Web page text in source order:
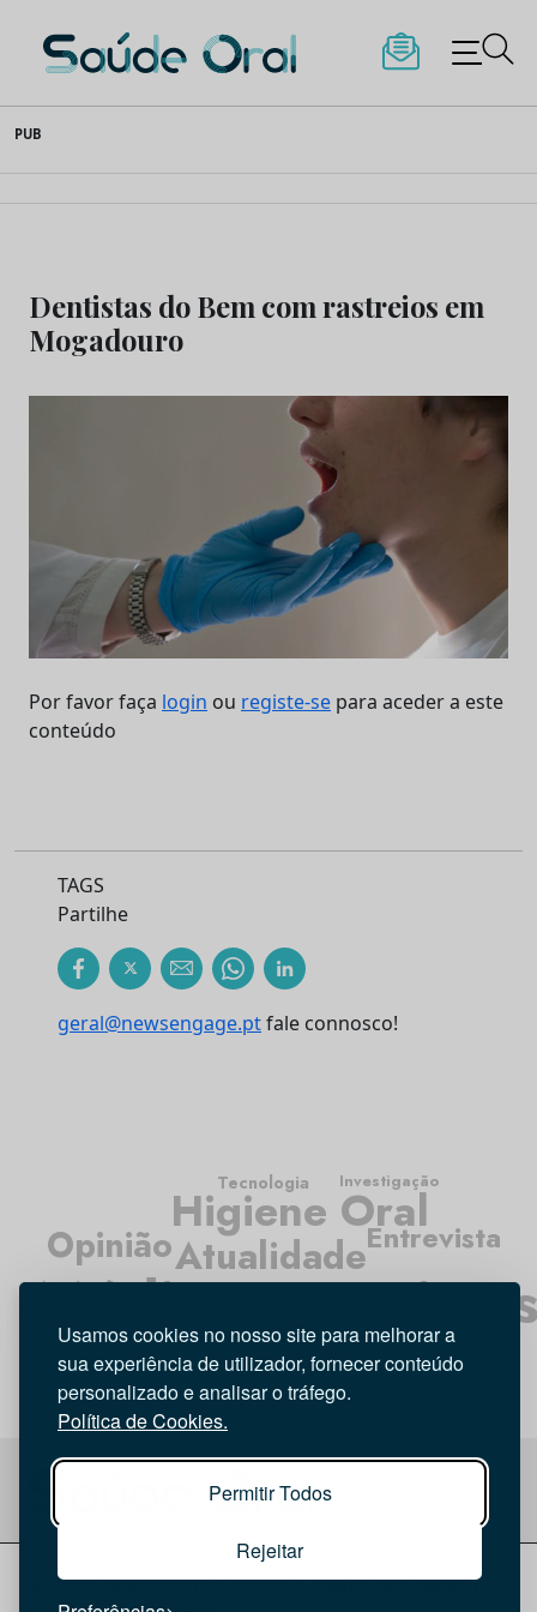
Usamos cookies no nosso site para melhorar a
sua experiência de utilizador, fornecer conteúdo
personalizado e analisar o tráfego.
Política de Cookies.
Permitir Todos
Rejeitar
to
content
Saúde Oral
PUB
Dentistas do Bem com rastreios em
Mogadouro
Por favor faça login ou registe-se para aceder a este
conteúdo
TAGS
Partilhe
geral@newsengage.ptfale connosco!
Atualidade
Médicos
Higiene OralEntrevista
Opinião
Tecnologia Investigação
© 2026 Saúde OralFicha Técnica|Política de Cookies|